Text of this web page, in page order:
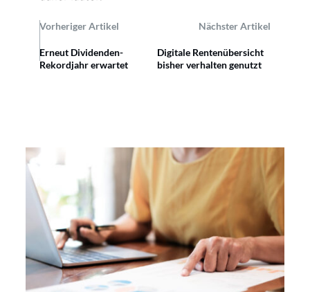
Vorheriger Artikel Nächster Artikel
Erneut Dividenden-
Rekordjahr erwartet
Digitale Rentenübersicht
bisher verhalten genutzt